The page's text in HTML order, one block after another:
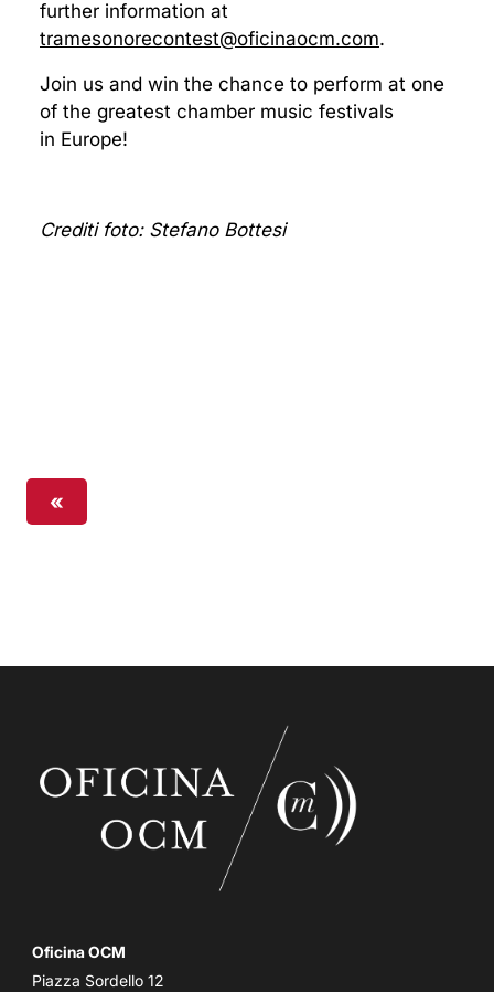
further information at
tramesonorecontest@oficinaocm.com.
Join us and win the chance to perform at one
of the greatest chamber music festivals
in Europe!
Crediti foto: Stefano Bottesi
«
Oficina OCM
Piazza Sordello 12